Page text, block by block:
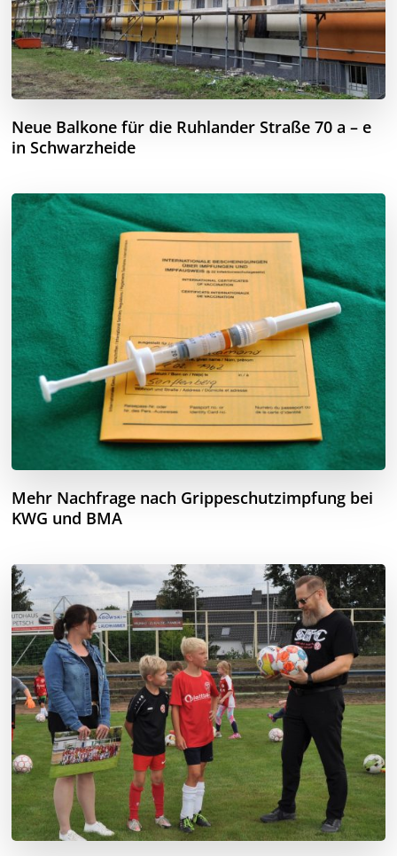
Neue Balkone für die Ruhlander Straße 70 a – e
in Schwarzheide
Mehr Nachfrage nach Grippeschutzimpfung bei
KWG und BMA